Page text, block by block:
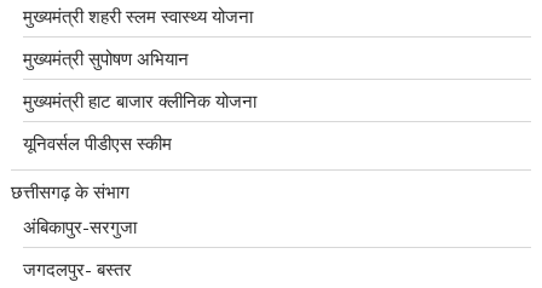
मुख्यमंत्री शहरी स्लम स्वास्थ्य योजना
मुख्यमंत्री सुपोषण अभियान
मुख्यमंत्री हाट बाजार क्लीनिक योजना
यूनिवर्सल पीडीएस स्कीम
छत्तीसगढ़ के संभाग
अंबिकापुर-सरगुजा
जगदलपुर- बस्तर